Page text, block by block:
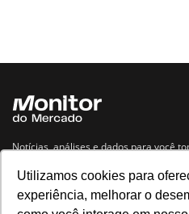
Utilizamos cookies para
experiência, melhorar o
Notícias, análises e dados para você
Navegue no site
Últimas notícias Quem somos